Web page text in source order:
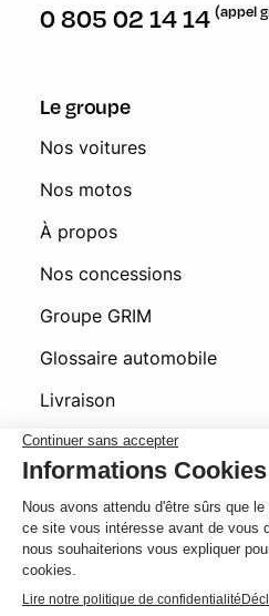
0 805 02 14 14 (appel
Le groupe
Nos voitures
Nos motos
À propos
Nos concessions
Groupe GRIM
Glossaire automobile
Livraison
Foire aux questions
© 2026 Grim Occasion
Conditions générales